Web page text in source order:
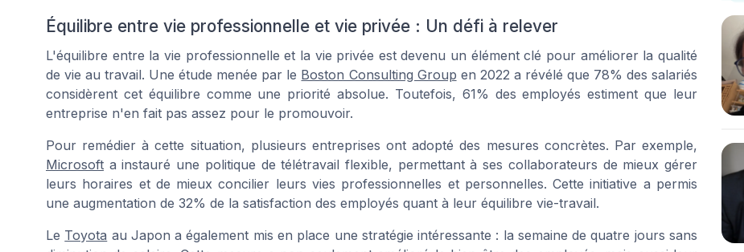
Équilibre entre vie professionnelle et vie privée : Un défi à relever
L'équilibre entre la vie professionnelle et la vie privée est devenu un élément clé pour améliorer la qualité
de vie au travail. Une étude menée par le Boston Consulting Group en 2022 a révélé que 78% des salariés
considèrent cet équilibre comme une priorité absolue. Toutefois, 61% des employés estiment que leur
entreprise n'en fait pas assez pour le promouvoir.
Pour remédier à cette situation, plusieurs entreprises ont adopté des mesures concrètes. Par exemple,
Microsoft a instauré une politique de télétravail flexible, permettant à ses collaborateurs de mieux gérer
leurs horaires et de mieux concilier leurs vies professionnelles et personnelles. Cette initiative a permis
une augmentation de 32% de la satisfaction des employés quant à leur équilibre vie-travail.
Le Toyota au Japon a également mis en place une stratégie intéressante : la semaine de quatre jours sans